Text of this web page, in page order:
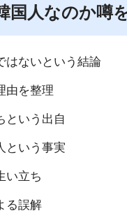
国人なのか噂
はないという結論
由を整理
という出自
という事実
い立ち
る誤解